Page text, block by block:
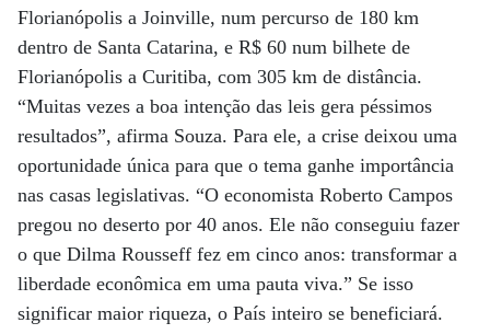
Florianópolis a Joinville, num percurso de 180 km
dentro de Santa Catarina, e R$ 60 num bilhete de
Florianópolis a Curitiba, com 305 km de distância.
“Muitas vezes a boa intenção das leis gera péssimos
resultados”, afirma Souza. Para ele, a crise deixou uma
oportunidade única para que o tema ganhe importância
nas casas legislativas. “O economista Roberto Campos
pregou no deserto por 40 anos. Ele não conseguiu fazer
o que Dilma Rousseff fez em cinco anos: transformar a
liberdade econômica em uma pauta viva.” Se isso
significar maior riqueza, o País inteiro se beneficiará.